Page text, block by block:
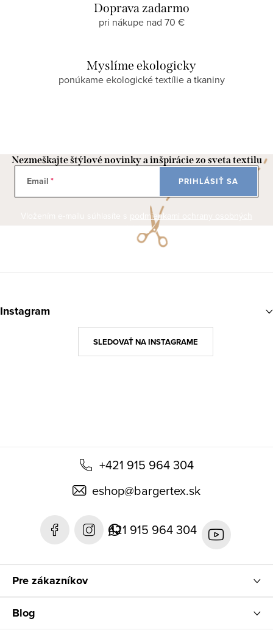
Doprava zadarmo
pri nákupe nad 70 €
Myslíme ekologicky
ponúkame ekologické textílie a tkaniny
Nezmeškajte štýlové novinky a inšpirácie zo sveta textilu
Email
podmienkami ochrany osobných
údajov
PRIHLÁSIŤ SA
á
+421 915 964 304
eshop@bargertex.sk
421 915 964 304
Instagram
SLEDOVAŤ NA INSTAGRAME
Pre zákazníkov
Blog